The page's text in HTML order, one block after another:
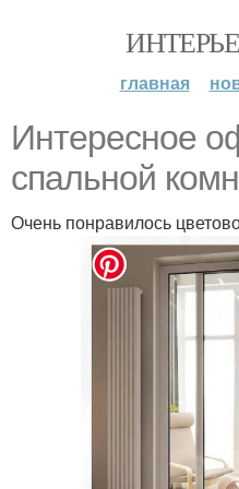
главная
Интересное
спальной
Очень понравилось